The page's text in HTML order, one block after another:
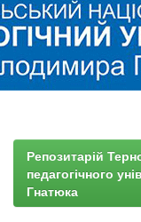
Репозитарій
педагогічного
Гнатюка